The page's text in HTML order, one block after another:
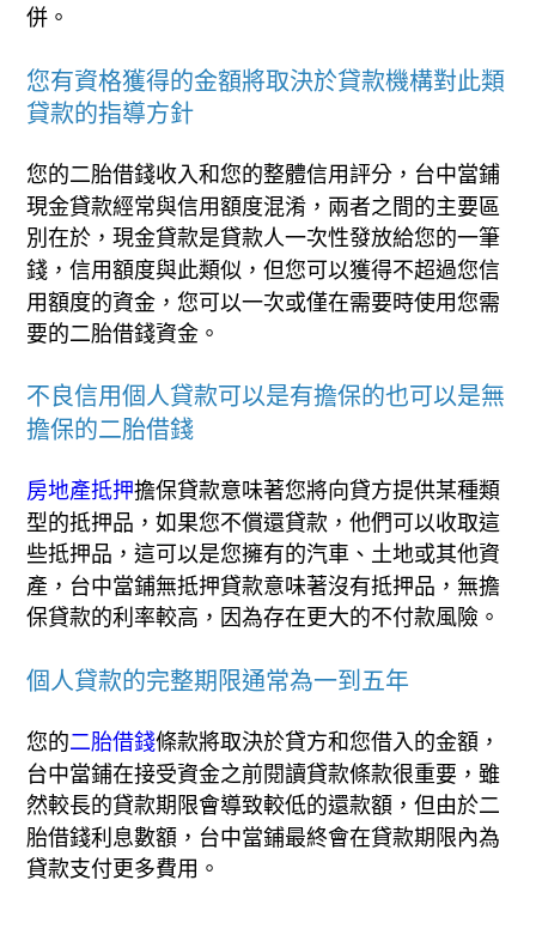
併。
您有資格獲得的金額將取決於貸款機構對此類
貸款的指導方針
您的二胎借錢收入和您的整體信用評分，台中當鋪
現金貸款經常與信用額度混淆，兩者之間的主要區
別在於，現金貸款是貸款人一次性發放給您的一筆
錢，信用額度與此類似，但您可以獲得不超過您信
用額度的資金，您可以一次或僅在需要時使用您需
要的二胎借錢資金。
不良信用個人貸款可以是有擔保的也可以是無
擔保的二胎借錢
房地產抵押擔保貸款意味著您將向貸方提供某種類
型的抵押品，如果您不償還貸款，他們可以收取這
些抵押品，這可以是您擁有的汽車、土地或其他資
產，台中當鋪無抵押貸款意味著沒有抵押品，無擔
保貸款的利率較高，因為存在更大的不付款風險。
個人貸款的完整期限通常為一到五年
您的二胎借錢條款將取決於貸方和您借入的金額，
台中當鋪在接受資金之前閱讀貸款條款很重要，雖
然較長的貸款期限會導致較低的還款額，但由於二
胎借錢利息數額，台中當鋪最終會在貸款期限內為
貸款支付更多費用。